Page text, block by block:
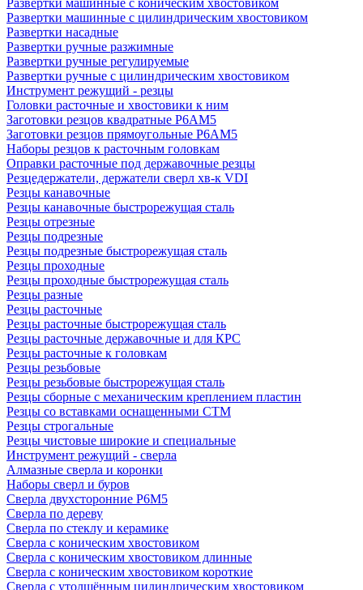
Развертки машинные с коническим хвостовиком
Развертки машинные с цилиндрическим хвостовиком
Развертки насадные
Развертки ручные разжимные
Развертки ручные регулируемые
Развертки ручные с цилиндрическим хвостовиком
Инструмент режущий - резцы
Головки расточные и хвостовики к ним
Заготовки резцов квадратные Р6АМ5
Заготовки резцов прямоугольные Р6АМ5
Наборы резцов к расточным головкам
Оправки расточные под державочные резцы
Резцедержатели, держатели сверл хв-к VDI
Резцы канавочные
Резцы канавочные быстрорежущая сталь
Резцы отрезные
Резцы подрезные
Резцы подрезные быстрорежущая сталь
Резцы проходные
Резцы проходные быстрорежущая сталь
Резцы разные
Резцы расточные
Резцы расточные быстрорежущая сталь
Резцы расточные державочные и для КРС
Резцы расточные к головкам
Резцы резьбовые
Резцы резьбовые быстрорежущая сталь
Резцы сборные с механическим креплением пластин
Резцы со вставками оснащенными СТМ
Резцы строгальные
Резцы чистовые широкие и специальные
Инструмент режущий - сверла
Алмазные сверла и коронки
Наборы сверл и буров
Сверла двухсторонние Р6М5
Сверла по дереву
Сверла по стеклу и керамике
Сверла с коническим хвостовиком
Сверла с коническим хвостовиком длинные
Сверла с коническим хвостовиком короткие
Сверла с утолщённым цилиндрическим хвостовиком